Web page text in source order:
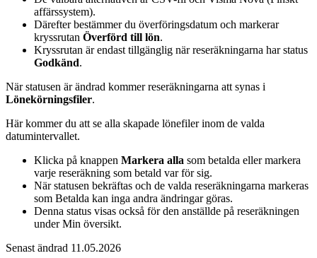
affärssystem).
Därefter bestämmer du överföringsdatum och markerar
kryssrutan Överförd till lön.
Kryssrutan är endast tillgänglig när reseräkningarna har status
Godkänd.
När statusen är ändrad kommer reseräkningarna att synas i
Lönekörningsfiler.
Här kommer du att se alla skapade lönefiler inom de valda
datumintervallet.
Klicka på knappen Markera alla som betalda eller markera
varje reseräkning som betald var för sig.
När statusen bekräftas och de valda reseräkningarna markeras
som Betalda kan inga andra ändringar göras.
Denna status visas också för den anställde på reseräkningen
under Min översikt.
Senast ändrad 11.05.2026